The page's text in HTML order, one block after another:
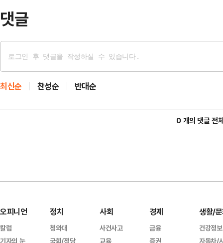
댓글
최신순 찬성순 반대순
0 개의 댓글 전
오피니언
칼럼
기자의 눈
정치
청와대
국회/정당
사회
사건사고
교육
경제
금융
증권
생활/
건강정보
자동차/